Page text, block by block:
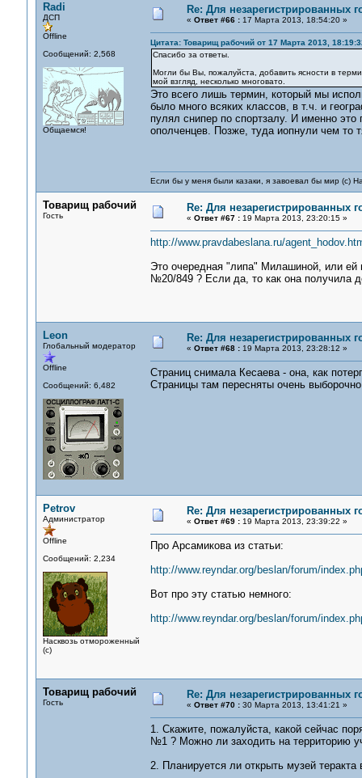
Radi
ДСП
Offline
Сообщений: 2,568
Общаемся!
Re: Для незарегистрированных
« Ответ #66 :17 Марта 2013, 18:54:20 »
Цитата: Товарищ рабочий от 17 Марта 2013,
Спасибо за ответы.
Могли бы Вы, пожалуйста, добавить ясности в
мой взгляд, несколько многовато.
Это всего лишь термин, который мы
было много всяких классов, в т.ч. и
пулял снипер по спортзалу. И именно
ополченцев. Позже, туда иопнули чем то
Если бы у меня были казаки, я завоевал бы мир (с)
Товарищ рабочий
Гость
Re: Для незарегистрированных
« Ответ #67 :19 Марта 2013, 23:20:15 »
http://www.pravdabeslana.ru/
Это очередная "липа" Милашиной, или ей
№20/849 ? Если да, то как она получила
Leon
Глобальный модератор
Offline
Сообщений: 6,482
Re: Для незарегистрированных
« Ответ #68 :19 Марта 2013, 23:28:12 »
Страниц снимала Кесаева - она, как
Страницы там пересняты очень
Petrov
Администратор
Offline
Сообщений: 2,234
Насквозь отмороженный
(с)
Re: Для незарегистрированных
« Ответ #69 :19 Марта 2013, 23:39:22 »
Про Арсамикова из статьи:
http://www.reyndar.org/beslan/forum/
Вот про эту статью немного:
http://www.reyndar.org/beslan/forum/
Товарищ рабочий
Гость
Re: Для незарегистрированных
« Ответ #70 :30 Марта 2013, 13:41:21 »
1. Скажите, пожалуйста, какой сейчас
№1 ? Можно ли заходить на территорию
2. Планируется ли открыть музей